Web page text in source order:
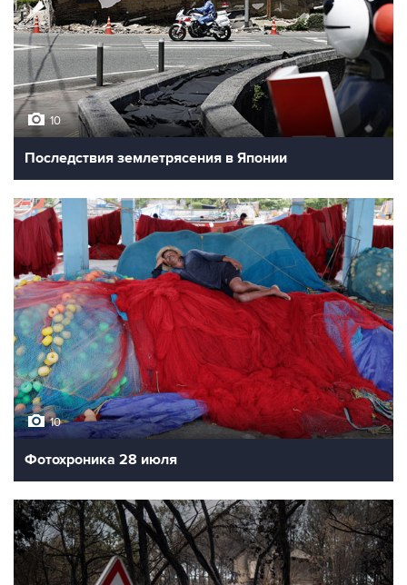
10
Последствия землетрясения в Японии
10
Фотохроника 28 июля